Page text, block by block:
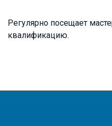
Регулярно посещает
квалификацию.